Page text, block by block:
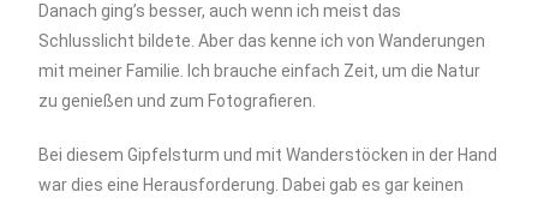
Danach ging’s besser, auch wenn ich meist das
Schlusslicht bildete. Aber das kenne ich von Wanderungen
mit meiner Familie. Ich brauche einfach Zeit, um die Natur
zu genießen und zum Fotografieren.
Bei diesem Gipfelsturm und mit Wanderstöcken in der Hand
war dies eine Herausforderung. Dabei gab es gar keinen